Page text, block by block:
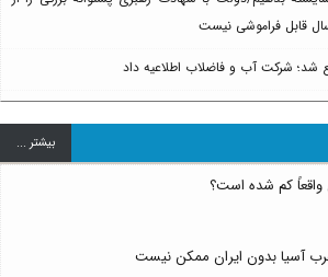
قابل فراموشی نیست
شد؛ شرکت آب و فاضلاب اطلاعیه داد
بيشتر ...
واقعاً کم شده است؟
آسیا بدون ایران ممکن نیست